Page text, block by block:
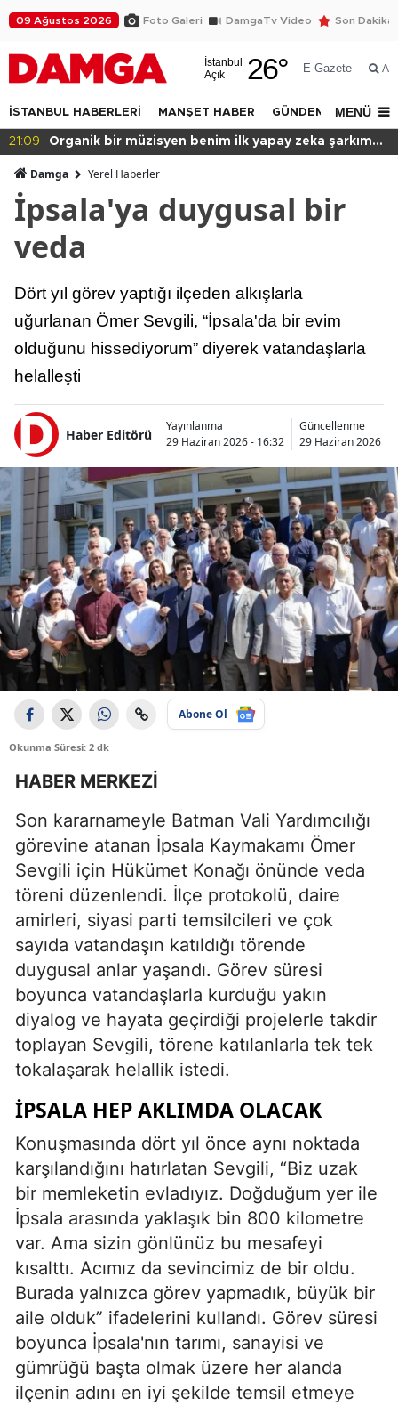
09 Ağustos 2026 Foto Galeri DamgaTv Video Son Dakika
İstanbul
Açık
26° E-Gazete Ara
İSTANBUL HABERLERİ MANŞET HABER GÜNDEM DÜNYA
MENÜ
Organik bir müzisyen benim ilk yapay zeka şarkım
Damga Yerel Haberler
İpsala'ya duygusal bir
veda
Dört yıl görev yaptığı ilçeden alkışlarla
uğurlanan Ömer Sevgili, “İpsala'da bir evim
olduğunu hissediyorum” diyerek vatandaşlarla
helalleşti
Haber Editörü
Yayınlanma
29 Haziran 2026 - 16:32
Güncellenme
29 Haziran 2026 -
Abone Ol
Okunma Süresi: 2 dk
HABER MERKEZİ
Son kararnameyle Batman Vali Yardımcılığı
görevine atanan İpsala Kaymakamı Ömer
Sevgili için Hükümet Konağı önünde veda
töreni düzenlendi. İlçe protokolü, daire
amirleri, siyasi parti temsilcileri ve çok
sayıda vatandaşın katıldığı törende
duygusal anlar yaşandı. Görev süresi
boyunca vatandaşlarla kurduğu yakın
diyalog ve hayata geçirdiği projelerle takdir
toplayan Sevgili, törene katılanlarla tek tek
tokalaşarak helallik istedi.
İPSALA HEP AKLIMDA OLACAK
Konuşmasında dört yıl önce aynı noktada
karşılandığını hatırlatan Sevgili, “Biz uzak
bir memleketin evladıyız. Doğduğum yer ile
İpsala arasında yaklaşık bin 800 kilometre
var. Ama sizin gönlünüz bu mesafeyi
kısalttı. Acımız da sevincimiz de bir oldu.
Burada yalnızca görev yapmadık, büyük bir
aile olduk” ifadelerini kullandı. Görev süresi
boyunca İpsala'nın tarımı, sanayisi ve
gümrüğü başta olmak üzere her alanda
ilçenin adını en iyi şekilde temsil etmeye